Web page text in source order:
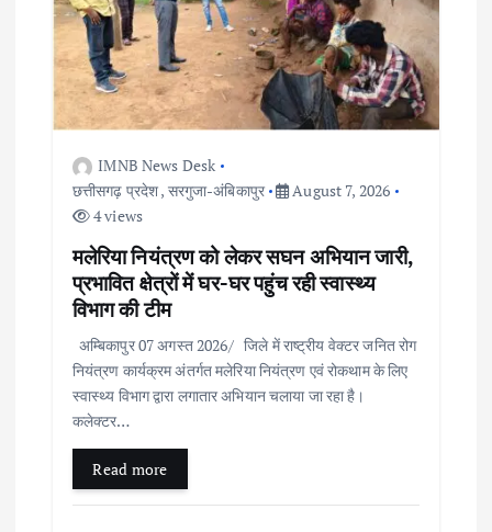
g
a
t
IMNB News Desk
छत्तीसगढ़ प्रदेश, सरगुजा-अंबिकापुर
August 7, 2026
4 views
मलेरिया नियंत्रण को लेकर सघन अभियान जारी,
प्रभावित क्षेत्रों में घर-घर पहुंच रही स्वास्थ्य
विभाग की टीम
अम्बिकापुर 07 अगस्त 2026/ जिले में राष्ट्रीय वेक्टर जनित रोग
नियंत्रण कार्यक्रम अंतर्गत मलेरिया नियंत्रण एवं रोकथाम के लिए
स्वास्थ्य विभाग द्वारा लगातार अभियान चलाया जा रहा है।
कलेक्टर…
Read more